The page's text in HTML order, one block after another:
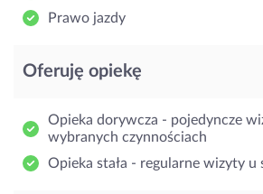
Prawo jazdy
Oferuję opiekę
Opieka dorywcza - pojedyncze
wybranych czynnościach
Opieka stała - regularne wizyty u